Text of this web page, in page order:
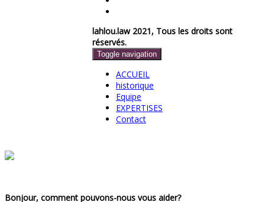
lahlou.law 2021, Tous les droits sont
réservés.
Toggle navigation
ACCUEIL
historique
Equipe
EXPERTISES
Contact
Bonjour, comment pouvons-nous vous aider?